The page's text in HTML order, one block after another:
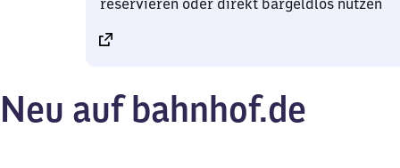
reservieren oder direkt bargeldlos nutzen
Neu auf bahnhof.de